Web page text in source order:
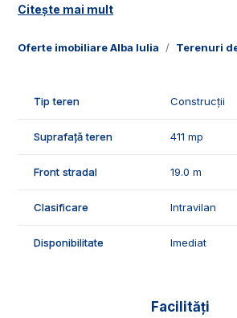
Oferte imobiliare Alba Iulia Terenuri
si canalizare.
📞Pentru mai multe detalii sau pentru
vizionari, suntem disponibili pentru
Exclusiv Imobiliare Alba!
Citește mai mult
Tip teren Construcții
Suprafață teren 411 mp
Front stradal 19.0 m
Clasificare Intravilan
Disponibilitate Imediat
Facilități